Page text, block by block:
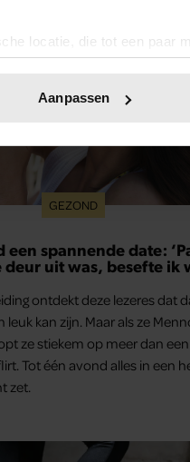
locatie, die tot een paar
scannen op specifieke
in de Cookieverklaring.
te personaliseren, om
over uw gebruik van
deze gegevens
uw gebruik van hun
Aanpassen
GEZOND
een spannende date:
deur uit was, besefte ik
ontdekt deze lezeres dat
leuk kan zijn. Maar als ze
ze stiekem op meer dan een
Tot één avond alles in een
zet.